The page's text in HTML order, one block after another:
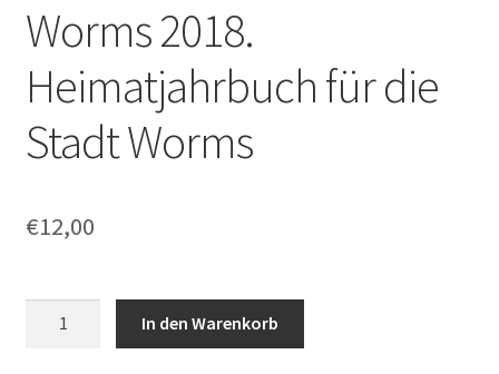
Worms 2018.
Heimatjahrbuch für die
Stadt Worms
€12,00
In den Warenkorb